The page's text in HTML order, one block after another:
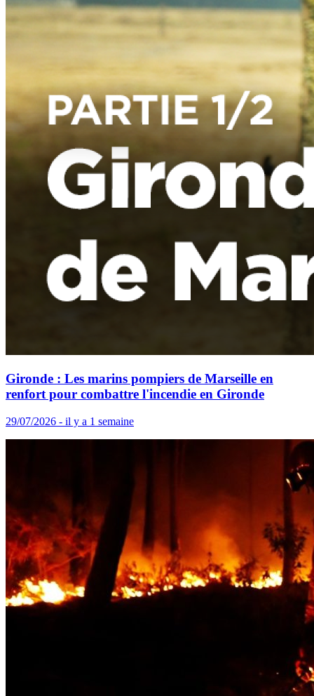
Gironde : Les marins pompiers de Marseille en
renfort pour combattre l'incendie en Gironde
29/07/2026 - il y a 1 semaine